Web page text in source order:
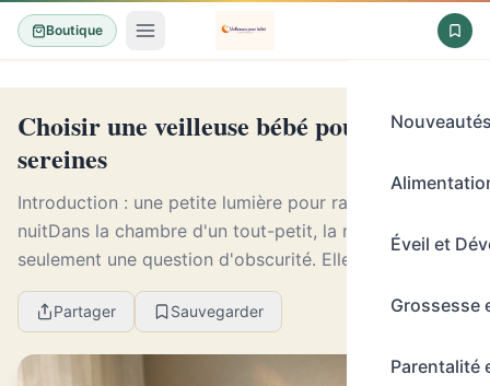
Boutique
Éveil et
Grossesse
Parentalité
Choisir une veilleuse bébé pour des nuits
sereines
Introduction : une petite lumière pour rassurer la
nuitDans la chambre d'un tout-petit, la nuit n'est pas
seulement une question d'obscurité. Elle est aussi faite
de repères, de gestes répétés et d'un...
Partager Sauvegarder